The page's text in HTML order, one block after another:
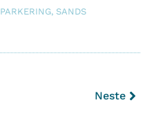
PARKERING, SANDS
Neste